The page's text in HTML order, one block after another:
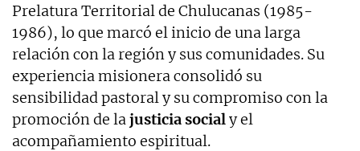
Prelatura Territorial de Chulucanas (1985-
1986), lo que marcó el inicio de una larga
relación con la región y sus comunidades. Su
experiencia misionera consolidó su
sensibilidad pastoral y su compromiso con la
promoción de lajusticia socialy el
acompañamiento espiritual.